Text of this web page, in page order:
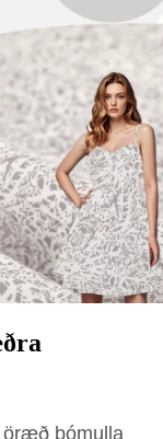
öræð bómulla